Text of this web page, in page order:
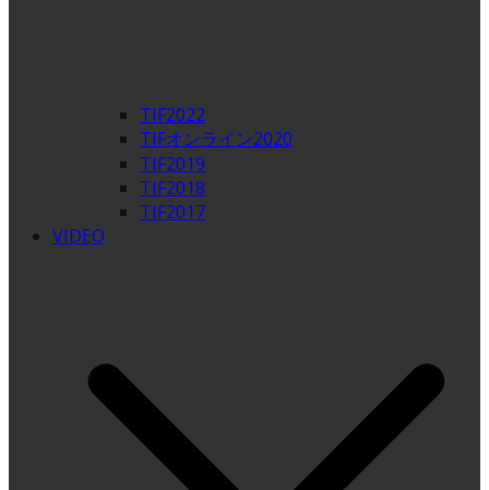
TIF2022
TIFオンライン2020
TIF2019
TIF2018
TIF2017
VIDEO